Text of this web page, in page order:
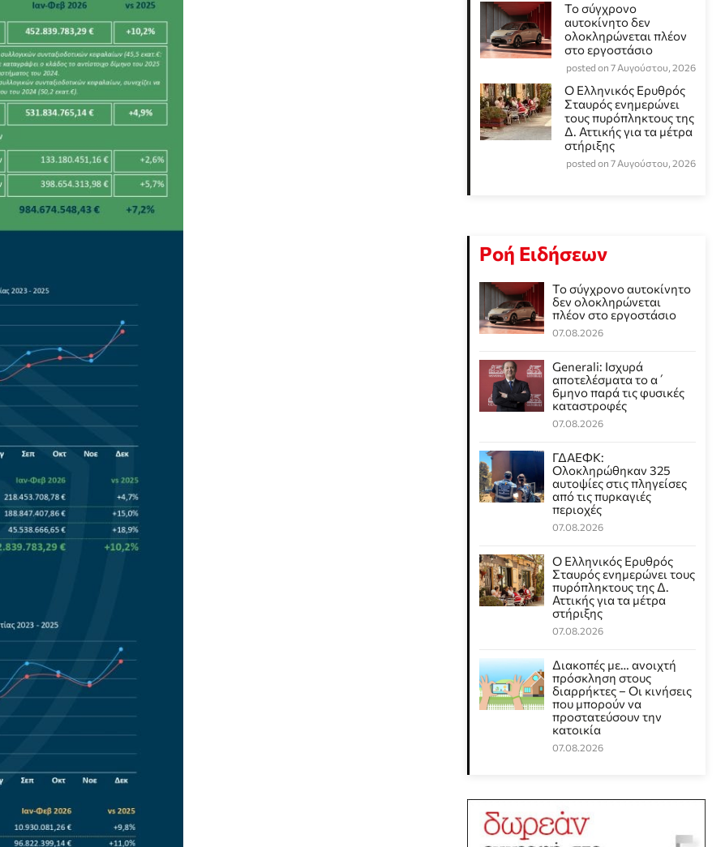
Το σύγχρονο
αυτοκίνητο δεν
ολοκληρώνεται πλέον
στο εργοστάσιο
posted on 7 Αυγούστου, 2026
Ο Ελληνικός Ερυθρός
Σταυρός ενημερώνει
τους πυρόπληκτους της
Δ. Αττικής για τα μέτρα
στήριξης
posted on 7 Αυγούστου, 2026
Ροή Ειδήσεων
Το σύγχρονο αυτοκίνητο
δεν ολοκληρώνεται
πλέον στο εργοστάσιο
07.08.2026
Generali: Ισχυρά
αποτελέσματα το α΄
6μηνο παρά τις φυσικές
καταστροφές
07.08.2026
ΓΔΑΕΦΚ:
Ολοκληρώθηκαν 325
αυτοψίες στις πληγείσες
από τις πυρκαγιές
περιοχές
07.08.2026
Ο Ελληνικός Ερυθρός
Σταυρός ενημερώνει τους
πυρόπληκτους της Δ.
Αττικής για τα μέτρα
στήριξης
07.08.2026
Διακοπές με… ανοιχτή
πρόσκληση στους
διαρρήκτες – Οι κινήσεις
που μπορούν να
προστατεύσουν την
κατοικία
07.08.2026